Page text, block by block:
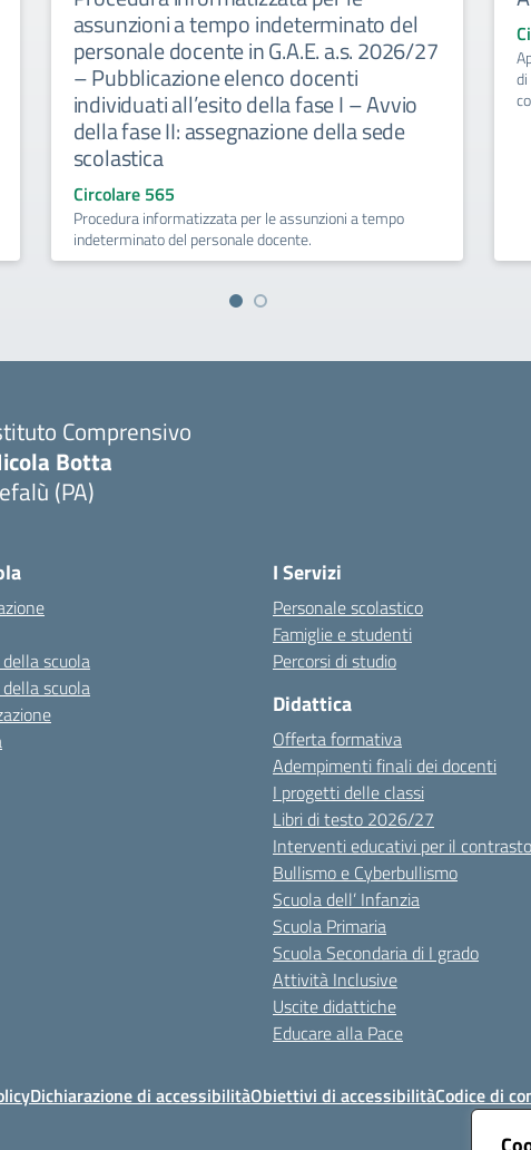
assunzioni a tempo indeterminato del
personale docente in G.A.E. a.s. 2026/27
– Pubblicazione elenco docenti
individuati all’esito della fase I – Avvio
della fase II: assegnazione della sede
scolastica
Circolare 565
Procedura informatizzata per le assunzioni a tempo
indeterminato del personale docente.
Comprensivo
Botta
(PA)
scuola
scuola
I Servizi
Personale scolastico
Famiglie e studenti
Percorsi di studio
Didattica
Offerta formativa
Adempimenti finali dei docenti
I progetti delle classi
Libri di testo 2026/27
Interventi educativi per il
Bullismo e Cyberbullismo
Scuola dell’ Infanzia
Scuola Primaria
Scuola Secondaria di I grado
Attività Inclusive
Uscite didattiche
Educare alla Pace
Dichiarazione di accessibilitàObiettivi di accessibilitàCodice di